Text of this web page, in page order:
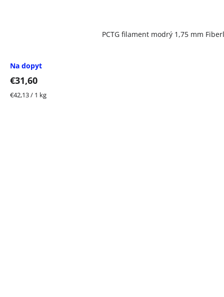
PCTG filament modrý 1,75 mm
Na dopyt
€31,60
Jednotková
€42,13 / 1 kg